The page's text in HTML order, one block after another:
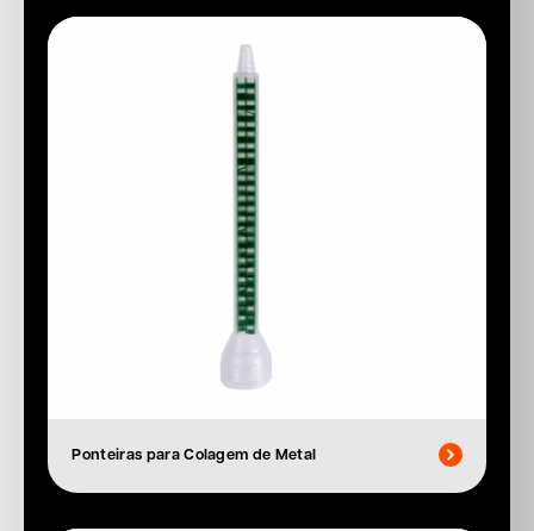
Ponteiras para Colagem de Metal